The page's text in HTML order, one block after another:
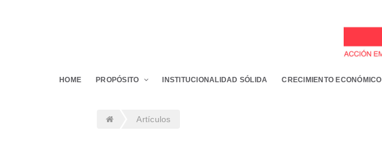
HOME PROPÓSITO INSTITUCIONALIDAD SÓLIDA CRECIMIENTO ECONÓMICO
Artículos